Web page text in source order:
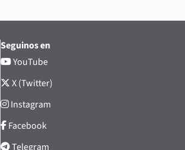
Seguinos en
YouTube
X (Twitter)
Instagram
Facebook
Telegram